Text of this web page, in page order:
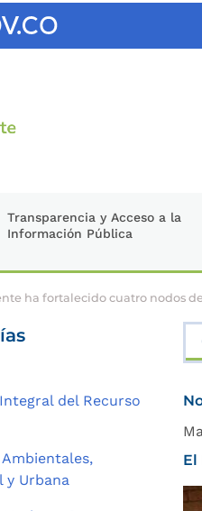
Transparencia y Acceso a la
Información Pública
ha fortalecido cuatro nodos
del Recurso
y Urbana
El